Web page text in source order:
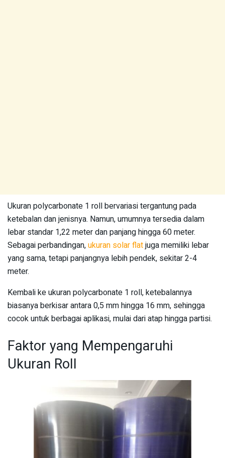
Ukuran polycarbonate 1 roll bervariasi tergantung pada
ketebalan dan jenisnya. Namun, umumnya tersedia dalam
lebar standar 1,22 meter dan panjang hingga 60 meter.
Sebagai perbandingan,ukuran solar flatjuga memiliki lebar
yang sama, tetapi panjangnya lebih pendek, sekitar 2-4
meter.
Kembali ke ukuran polycarbonate 1 roll, ketebalannya
biasanya berkisar antara 0,5 mm hingga 16 mm, sehingga
cocok untuk berbagai aplikasi, mulai dari atap hingga partisi.
Faktor yang Mempengaruhi
Ukuran Roll